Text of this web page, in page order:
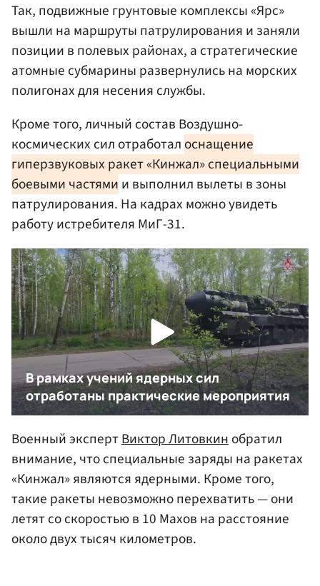
Так, подвижные грунтовые комплексы «Ярс»
вышли на маршруты патрулирования и заняли
позиции в полевых районах, а стратегические
атомные субмарины развернулись на морских
полигонах для несения службы.
Кроме того, личный состав Воздушно-
космических сил отработал оснащение
гиперзвуковых ракет «Кинжал» специальными
боевыми частями и выполнил вылеты в зоны
патрулирования. На кадрах можно увидеть
работу истребителя МиГ-31.
Военный экспертВиктор Литовкинобратил
внимание, что специальные заряды на ракетах
«Кинжал» являются ядерными. Кроме того,
такие ракеты невозможно перехватить — они
летят со скоростью в 10 Махов на расстояние
около двух тысяч километров.